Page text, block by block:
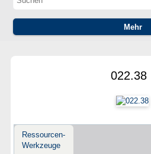
022.38
Ressourcen-
Werkzeuge